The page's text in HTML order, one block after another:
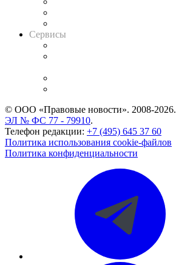
Сервисы
© ООО «Правовые новости». 2008-2026.
ЭЛ № ФС 77 - 79910.
Телефон редакции: +7 (495) 645 37 60
Политика использования cookie-файлов
Политика конфиденциальности